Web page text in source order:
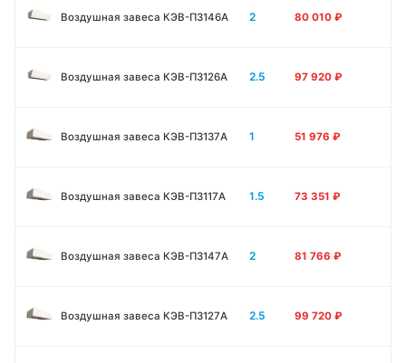
Воздушная завеса КЭВ-П3146A 2 80 010 ₽
Воздушная завеса КЭВ-П3126A 2.5 97 920 ₽
Воздушная завеса КЭВ-П3137A 1 51 976 ₽
Воздушная завеса КЭВ-П3117A 1.5 73 351 ₽
Воздушная завеса КЭВ-П3147A 2 81 766 ₽
Воздушная завеса КЭВ-П3127A 2.5 99 720 ₽